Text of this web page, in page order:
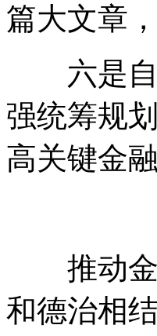
篇大文章
六是自
强统筹规
高关键金
推动金
和德治相